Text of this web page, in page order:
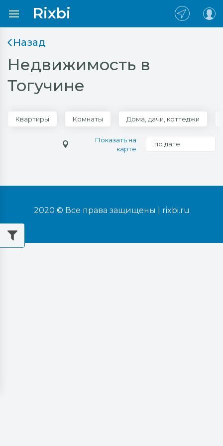
Rixbi
Назад
Недвижимость в
Тогучине
Квартиры Комнаты Дома, дачи, коттеджи
Показать на
карте
по дате
2020 © Все права защищены | rixbi.ru